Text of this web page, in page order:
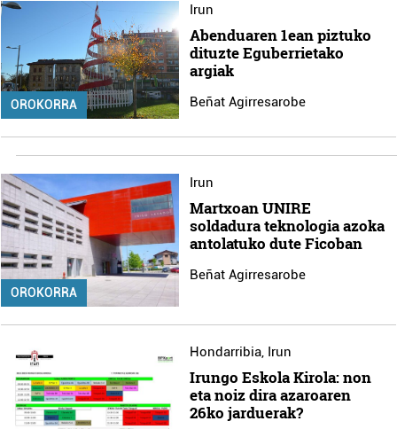
OROKORRA
Irun
Abenduaren 1ean piztuko
dituzte Eguberrietako
argiak
Beñat Agirresarobe
OROKORRA
Irun
Martxoan UNIRE
soldadura teknologia azoka
antolatuko dute Ficoban
Beñat Agirresarobe
Hondarribia, Irun
Irungo Eskola Kirola: non
eta noiz dira azaroaren
26ko jarduerak?